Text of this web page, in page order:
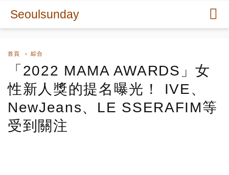
Seoulsunday
首頁 綜合
「2022 MAMA AWARDS」女
性新人獎的提名曝光！ IVE、
NewJeans、LE SSERAFIM等
受到關注